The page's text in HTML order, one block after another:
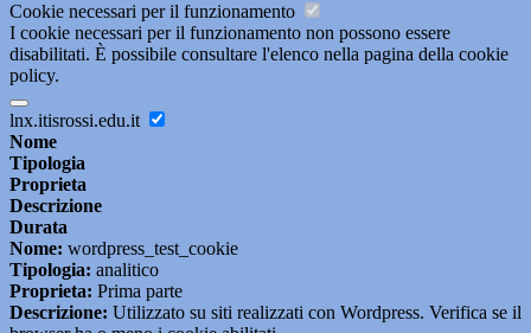
Cookie necessari per il funzionamento
I cookie necessari per il funzionamento non possono essere
disabilitati. È possibile consultare l'elenco nella pagina della cookie
policy.
lnx.itisrossi.edu.it
Nome
Tipologia
Proprieta
Descrizione
Durata
Nome: wordpress_test_cookie
Tipologia: analitico
Proprieta: Prima parte
Descrizione: Utilizzato su siti realizzati con Wordpress. Verifica se il